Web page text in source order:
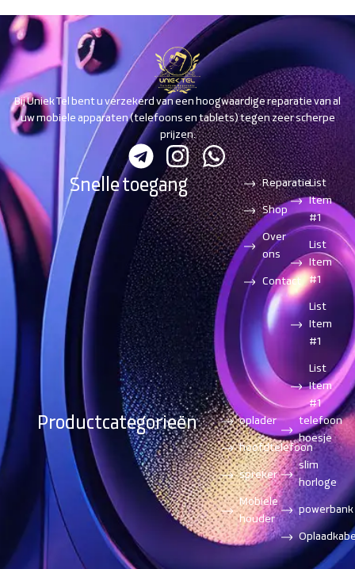
Bij Uniek Tel bent u verzekerd van een hoogwaardige reparatie van al
uw mobiele apparaten (telefoons en tablets) tegen zeer scherpe
prijzen.
Snelle toegang
Reparatie
Shop
Over
ons
Contact
List
Item
#1
List
Item
#1
List
Item
#1
List
Item
#1
Productcategorieën
oplader
hoofdtelefoon
spreker
Mobiele
houder
telefoon
hoesje
slim
horloge
powerbank